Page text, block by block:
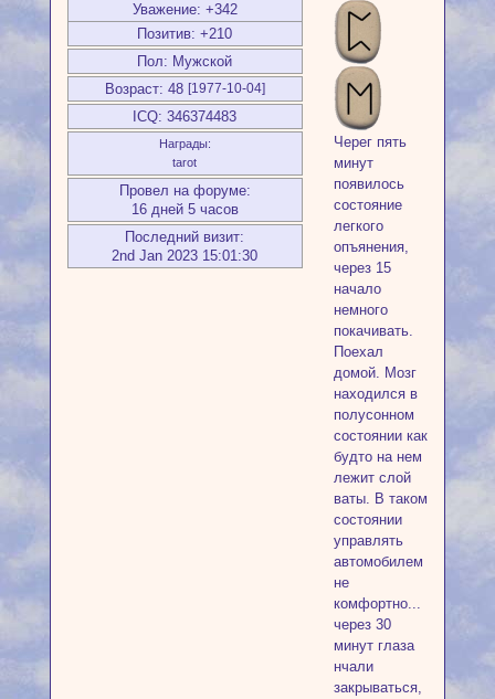
Уважение: +342
Позитив: +210
Пол: Мужской
Возраст: 48 [1977-10-04]
ICQ: 346374483
Награды:
tarot
Провел на форуме:
16 дней 5 часов
Последний визит:
2nd Jan 2023 15:01:30
Черег пять
минут
появилось
состояние
легкого
опъянения,
через 15
начало
немного
покачивать.
Поехал
домой. Мозг
находился в
полусонном
состоянии как
будто на нем
лежит слой
ваты. В таком
состоянии
управлять
автомобилем
не
комфортно...
через 30
минут глаза
нчали
закрываться,